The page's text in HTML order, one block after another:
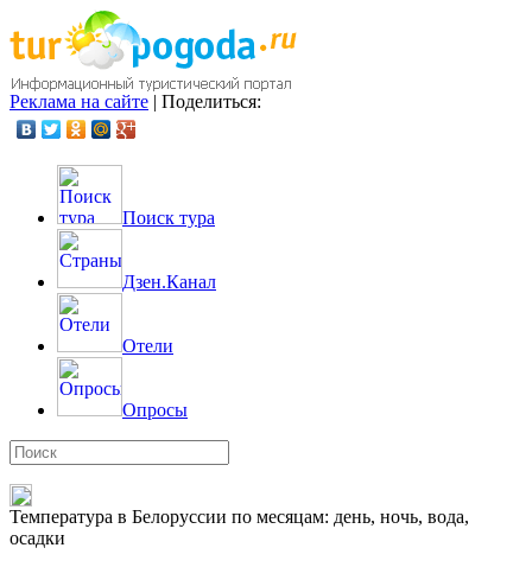
Реклама на сайте | Поделиться:
Поиск тура
Дзен.Канал
Отели
Опросы
Температура в Белоруссии по месяцам: день, ночь, вода,
осадки